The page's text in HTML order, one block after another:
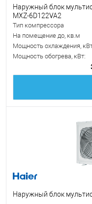
Наружный блок
MXZ-6D122VA2
Тип компрессора
На помещение до, кв.м
Мощность охлаждения,
Мощность обогрева, кВт:
Наружный блок